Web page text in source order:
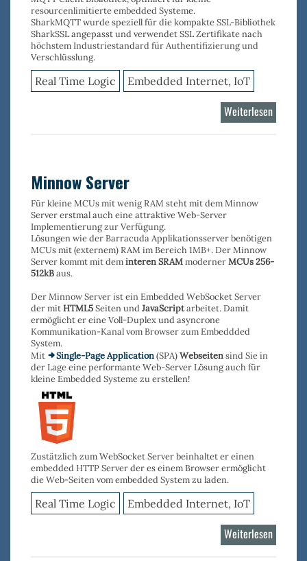
resourcenlimitierte embedded Systeme.
SharkMQTT wurde speziell für die kompakte SSL-Bibliothek
SharkSSL angepasst und verwendet SSL Zertifikate nach
höchstem Industriestandard für Authentifizierung und
Verschlüsslung.
Real Time Logic Embedded Internet, IoT
Weiterlesen
Minnow Server
Für kleine MCUs mit wenig RAM steht mit dem Minnow
Server erstmal auch eine attraktive Web-Server
Implementierung zur Verfügung.
Lösungen wie der Barracuda Applikationsserver benötigen
MCUs mit (externem) RAM im Bereich 1MB+. Der Minnow
Server kommt mit deminteren SRAMmodernerMCUs 256-
512kBaus.
Der Minnow Server ist ein Embedded WebSocket Server
der mitHTML5Seiten und JavaScriptarbeitet. Damit
ermöglicht er eine Voll-Duplex und asyncrone
Kommunikation-Kanal vom Browser zum Embeddded
System.
Mit
Single-Page Application(SPA)Webseitensind Sie in
der Lage eine performante Web-Server Lösung auch für
kleine Embedded Systeme zu erstellen!
Zustätzlich zum WebSocket Server beinhaltet er einen
embedded HTTP Server der es einem Browser ermöglicht
die Web-Seiten vom embedded System zu laden.
Real Time Logic Embedded Internet, IoT
Weiterlesen
Minnow